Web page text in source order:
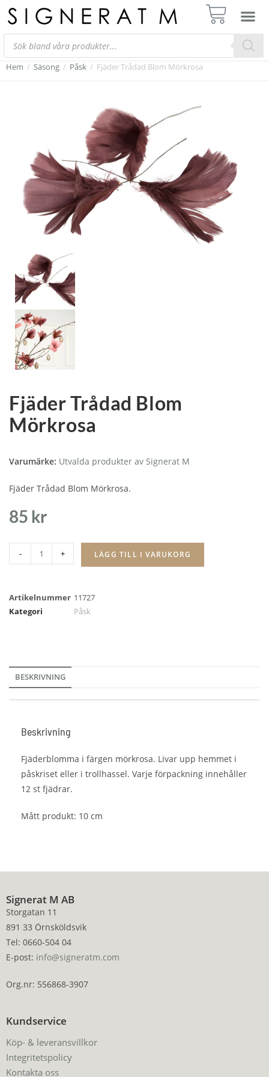
Hem / Säsong / Påsk / Fjäder Trådad Blom Mörkrosa
Fjäder Trådad Blom
Mörkrosa
Varumärke: Utvalda produkter av Signerat M
Fjäder Trådad Blom Mörkrosa.
85 kr
- + LÄGG TILL I VARUKORG
Artikelnummer 11727
Kategori
Påsk
BESKRIVNING
Beskrivning
Fjäderblomma i färgen mörkrosa. Livar upp hemmet i
påskriset eller i trollhassel. Varje förpackning innehåller
12 st fjädrar.
Mått produkt: 10 cm
Signerat M AB
Storgatan 11
891 33 Örnsköldsvik
Tel: 0660-504 04
E-post: info@signeratm.com
Org.nr: 556868-3907
Kundservice
Köp- & leveransvillkor
Integritetspolicy
Kontakta oss